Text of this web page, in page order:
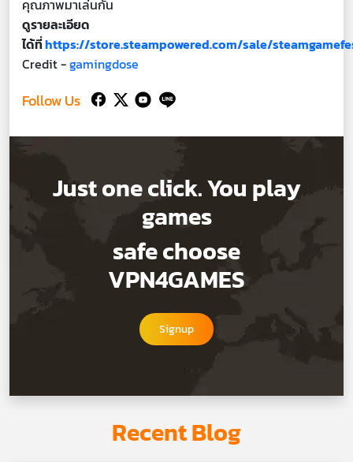
คุณภาพมาเล่นกัน
ดูรายละเอียด
ได้ที่https://store.steampowered.com/sale/
Credit -gamingdose
Follow Us
Just one click. You play
games
safe choose
VPN4GAMES
Signup
Recent Blog